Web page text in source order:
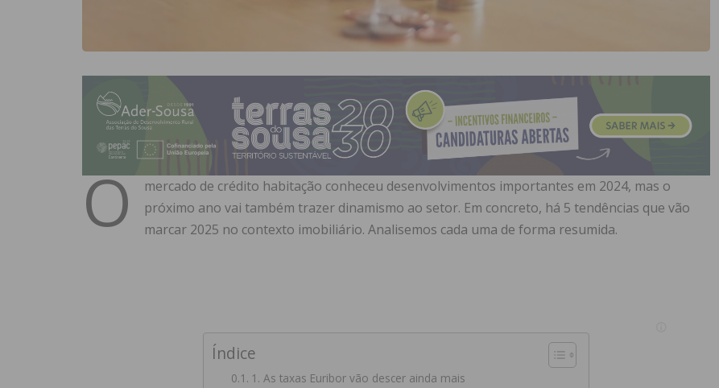
O
mercado de crédito habitação conheceu desenvolvimentos importantes em 2024, mas o
próximo ano vai também trazer dinamismo ao setor. Em concreto, há 5 tendências que vão
marcar 2025 no contexto imobiliário. Analisemos cada uma de forma resumida.
Índice
1. As taxas Euribor vão descer ainda mais